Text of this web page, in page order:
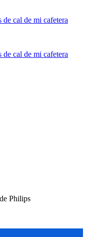
cal de mi cafetera
cal de mi cafetera
Philips